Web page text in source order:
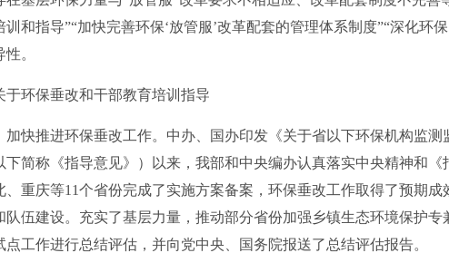
训和指导”“加快完善环保‘放管服’改革配套的管理体系制度”“深化环
。
环保垂改和干部教育培训指导
推进环保垂改工作。中办、国办印发《关于省以下环保机构监测
下简称《指导意见》）以来，我部和中央编办认真落实中央精神和《
、重庆等11个省份完成了实施方案备案，环保垂改工作取得了预期
队伍建设。充实了基层力量，推动部分省份加强乡镇生态环境保护
点工作进行总结评估，并向党中央、国务院报送了总结评估报告。